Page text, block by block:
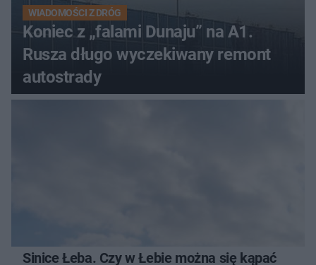
WIADOMOŚCI Z DRÓG
Koniec z „falami Dunaju” na A1.
Rusza długo wyczekiwany remont
autostrady
Sinice Łeba. Czy w Łebie można się kąpać